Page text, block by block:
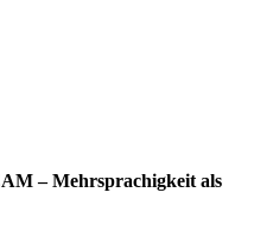
– Mehrsprachigkeit als